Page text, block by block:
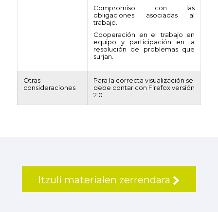
Compromiso con las
obligaciones asociadas al
trabajo.
Cooperación en el trabajo en
equipo y participación en la
resolución de problemas que
surjan.
Otras
consideraciones
Para la correcta visualización se
debe contar con Firefox versión
2.0
Itzuli materialen zerrendara